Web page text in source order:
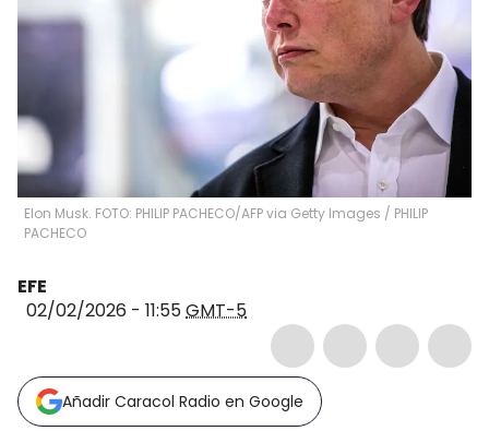
Elon Musk. FOTO: PHILIP PACHECO/AFP via Getty Images / PHILIP
PACHECO
EFE
02/02/2026 - 11:55GMT-5
Añadir Caracol Radio en Google